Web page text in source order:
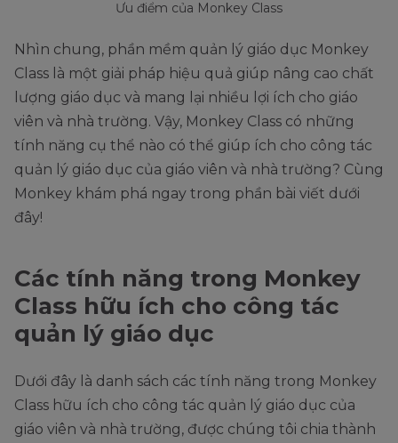
Ưu điểm của Monkey Class
Nhìn chung, phần mềm quản lý giáo dục Monkey
Class là một giải pháp hiệu quả giúp nâng cao chất
lượng giáo dục và mang lại nhiều lợi ích cho giáo
viên và nhà trường. Vậy, Monkey Class có những
tính năng cụ thể nào có thể giúp ích cho công tác
quản lý giáo dục của giáo viên và nhà trường? Cùng
Monkey khám phá ngay trong phần bài viết dưới
đây!
Các tính năng trong Monkey
Class hữu ích cho công tác
quản lý giáo dục
Dưới đây là danh sách các tính năng trong Monkey
Class hữu ích cho công tác quản lý giáo dục của
giáo viên và nhà trường, được chúng tôi chia thành